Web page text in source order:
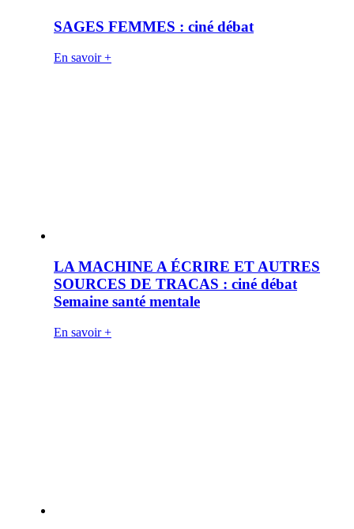
SAGES FEMMES : ciné débat
En savoir +
LA MACHINE A ÉCRIRE ET AUTRES
SOURCES DE TRACAS : ciné débat
Semaine santé mentale
En savoir +